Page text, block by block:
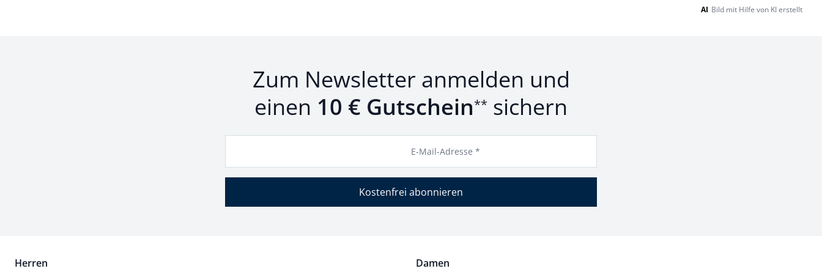
AI Bild mit Hilfe von KI erstellt
Zum Newsletter anmelden und
einen 10 € Gutschein** sichern
E-Mail-Adresse *
Kostenfrei abonnieren
Herren Damen